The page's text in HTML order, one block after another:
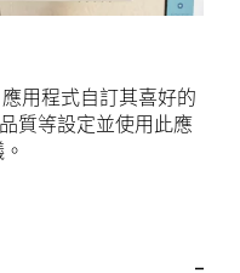
用程式自訂其喜好的
ChromeOS
質等設定並使用此應